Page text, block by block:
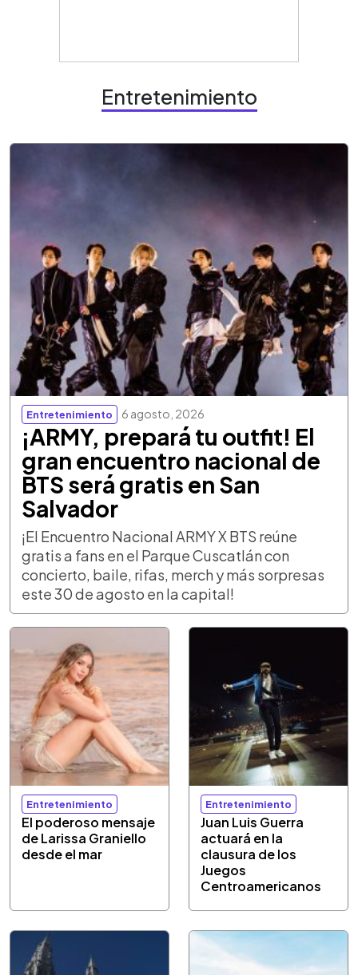
Entretenimiento
Entretenimiento 6 agosto, 2026
¡ARMY, prepará tu outfit! El
gran encuentro nacional de
BTS será gratis en San
Salvador
¡El Encuentro Nacional ARMY X BTS reúne
gratis a fans en el Parque Cuscatlán con
concierto, baile, rifas, merch y más sorpresas
este 30 de agosto en la capital!
Entretenimiento
El poderoso mensaje
de Larissa Graniello
desde el mar
Entretenimiento
Juan Luis Guerra
actuará en la
clausura de los
Juegos
Centroamericanos